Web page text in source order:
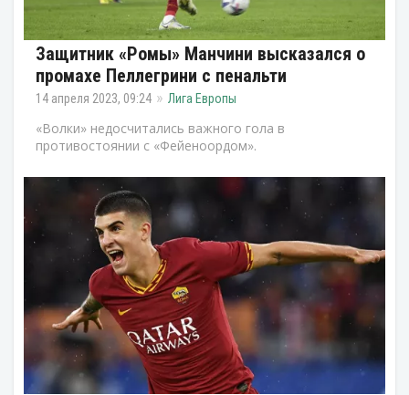
Защитник «Ромы» Манчини высказался о
промахе Пеллегрини с пенальти
14 апреля 2023, 09:24 Лига Европы
«Волки» недосчитались важного гола в
противостоянии с «Фейеноордом».